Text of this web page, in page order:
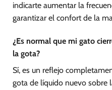
indicarte aumentar la
garantizar el confort de la
¿Es normal que mi gato
la gota?
Sí, es un reflejo
gota de líquido nuevo sobre